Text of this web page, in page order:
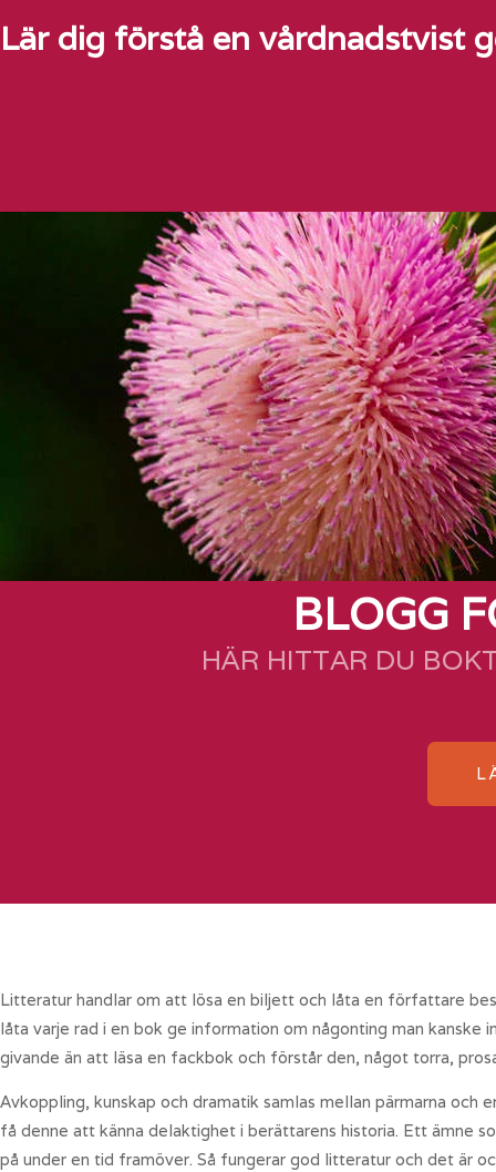
Lär dig förstå en vårdnadstvist
BLOGG
HÄR HITTAR DU
Litteratur handlar om att lösa en biljett och låta en författare
låta varje rad i en bok ge information om någonting man
givande än att läsa en fackbok och förstår den, något torra,
Avkoppling, kunskap och dramatik samlas mellan pärmarna
få denne att känna delaktighet i berättarens historia. Ett ämne
på under en tid framöver. Så fungerar god litteratur och det är